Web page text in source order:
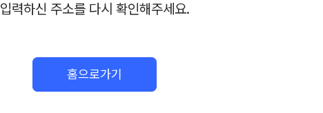
입력하신 주소를 다시 확인해주세요.
홈으로가기